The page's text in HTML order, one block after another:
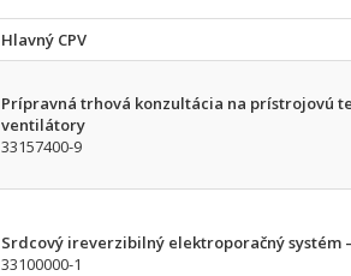
Hlavný CPV
Prípravná trhová konzultácia na prístrojovú
ventilátory
33157400-9
Srdcový ireverzibilný elektroporačný systém
33100000-1